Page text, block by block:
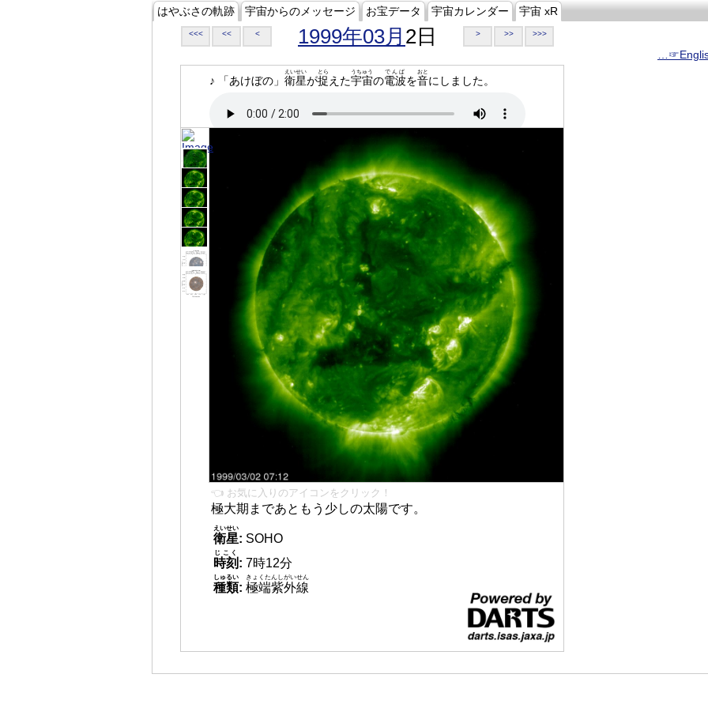
はやぶさの軌跡 宇宙からのメッセージ お宝データ 宇宙カレンダー 宇宙 xR
<<< << < 1999年03月 2日 > >> >>>
♪ 「あけぼの」 衛星
えいせい
が捉
とら
えた宇宙
うちゅう
の電波
でんぱ
を音
おと
にしました。
👈 お気に入りのアイコンをクリック！
極大期まであともう少しの太陽です。
衛星
えいせい
: SOHO
時刻
じこく
: 7時12分
種類
しゅるい
: 極端紫外線
きょくたんしがいせん